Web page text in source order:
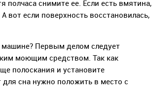
полчаса снимите ее. Если есть вмятина,
вот если поверхность восстановилась,
машине? Первым делом следует
моющим средством. Так как
полоскания и установите
сна нужно положить в место с